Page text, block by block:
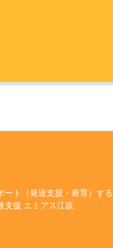
ート（発達支援・療育）する
援 エミアス江坂